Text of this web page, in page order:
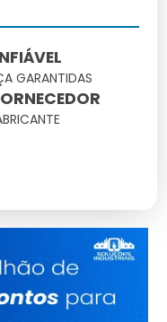
confiável é
confiável
e suporte
além de
para o uso
resultados na
GARANTIDAS